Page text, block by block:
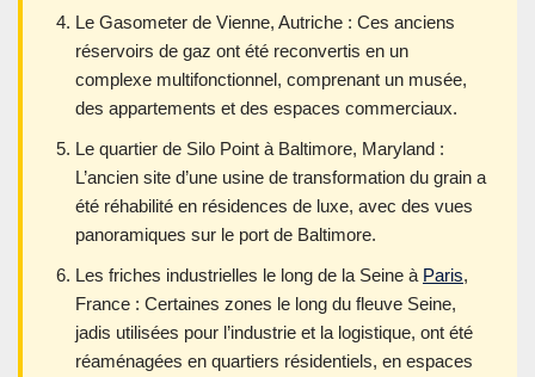
Le Gasometer de Vienne, Autriche : Ces anciens
réservoirs de gaz ont été reconvertis en un
complexe multifonctionnel, comprenant un musée,
des appartements et des espaces commerciaux.
Le quartier de Silo Point à Baltimore, Maryland :
L’ancien site d’une usine de transformation du grain a
été réhabilité en résidences de luxe, avec des vues
panoramiques sur le port de Baltimore.
Les friches industrielles le long de la Seine à Paris,
France : Certaines zones le long du fleuve Seine,
jadis utilisées pour l’industrie et la logistique, ont été
réaménagées en quartiers résidentiels, en espaces